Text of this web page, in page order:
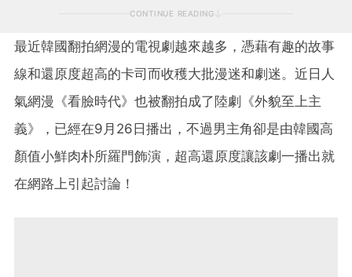
CONTINUE READING
最近韓國翻拍網漫的電視劇越來越多，憑藉有趣的故事
線和還原度超高的卡司而收穫大批漫迷和劇迷。近日人
氣網漫《看臉時代》也被翻拍成了陸劇《外貌至上主
義》，已經在9月26日播出，不過男主角卻是由韓國高
顏值小鮮肉朴所羅門飾演，超高還原度讓該劇一播出就
在網路上引起討論！